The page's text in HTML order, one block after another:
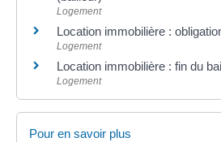
Logement
Location immobilière :
Logement
Location immobilière : fin du
Logement
Pour en savoir plus